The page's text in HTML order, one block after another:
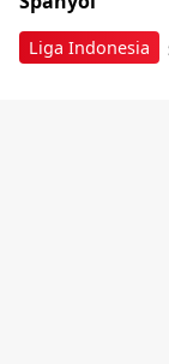
Liga Indonesia